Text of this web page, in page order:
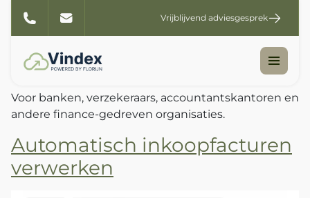
Vrijblijvend adviesgesprek
Klantcase categorie:
Financiële
Dienstverlening
Voor banken, verzekeraars, accountantskantoren en
andere finance-gedreven organisaties.
Automatisch inkoopfacturen
verwerken